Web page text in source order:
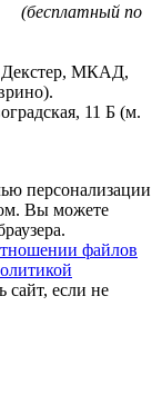
(бесплатный по
МКАД,
.
11 Б (м.
персонализации
Вы можете
файлов
если не